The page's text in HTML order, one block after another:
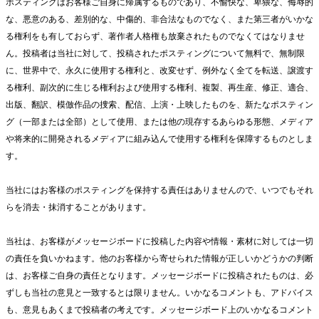
ポスティングはお客様ご自身に帰属するものであり、不愉快な、卑猥な、侮辱的
な、悪意のある、差別的な、中傷的、非合法なものでなく、また第三者がいかな
る権利をも有しておらず、著作者人格権も放棄されたものでなくてはなりませ
ん。投稿者は当社に対して、投稿されたポスティングについて無料で、無制限
に、世界中で、永久に使用する権利と、改変せず、例外なく全てを転送、譲渡す
る権利、副次的に生じる権利および使用する権利、複製、再生産、修正、適合、
出版、翻訳、模倣作品の捜索、配信、上演・上映したものを、新たなポスティン
グ（一部または全部）として使用、または他の現存するあらゆる形態、メディア
や将来的に開発されるメディアに組み込んで使用する権利を保障するものとしま
す。
当社にはお客様のポスティングを保持する責任はありませんので、いつでもそれ
らを消去・抹消することがあります。
当社は、お客様がメッセージボードに投稿した内容や情報・素材に対しては一切
の責任を負いかねます。他のお客様から寄せられた情報が正しいかどうかの判断
は、お客様ご自身の責任となります。メッセージボードに投稿されたものは、必
ずしも当社の意見と一致するとは限りません。いかなるコメントも、アドバイス
も、意見もあくまで投稿者の考えです。メッセージボード上のいかなるコメント